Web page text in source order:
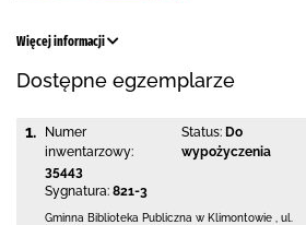
Więcej informacji
Dostępne egzemplarze
1.
Numer
inwentarzowy:
35443
Sygnatura: 821-3
Status: Do
wypożyczenia
Gminna Biblioteka Publiczna w Klimontowie
ul.